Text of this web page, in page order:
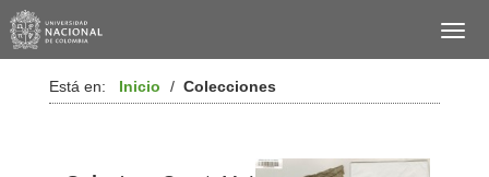
Está en: Inicio / Colecciones